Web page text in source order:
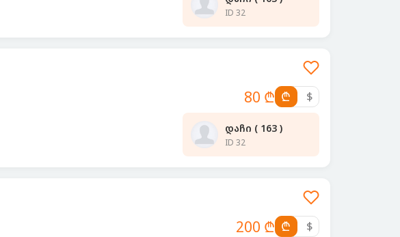
ID 32
80 ₾ ₾ $
დაჩი ( 163 )
ID 32
200 ₾ ₾ $